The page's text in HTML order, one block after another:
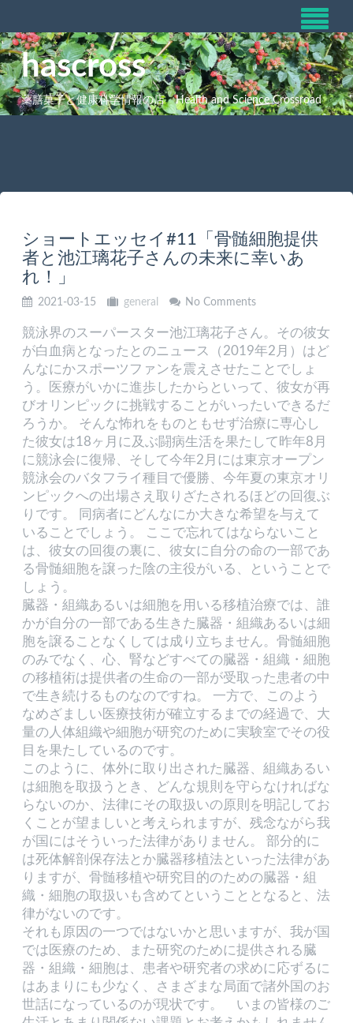
hascross
薬膳菓子と健康科学情報の店 Health and Science Crossroad
ショートエッセイ#11「骨髄細胞提供
者と池江璃花子さんの未来に幸いあ
れ！」
2021-03-15 general No Comments
競泳界のスーパースター池江璃花子さん。その彼女
が白血病となったとのニュース（2019年2月）はど
んなにかスポーツファンを震えさせたことでしょ
う。医療がいかに進歩したからといって、彼女が再
びオリンピックに挑戦することがいったいできるだ
ろうか。 そんな怖れをものともせず治療に専心し
た彼女は18ヶ月に及ぶ闘病生活を果たして昨年8月
に競泳会に復帰、そして今年2月には東京オープン
競泳会のバタフライ種目で優勝、今年夏の東京オリ
ンピックへの出場さえ取りざたされるほどの回復ぶ
りです。 同病者にどんなにか大きな希望を与えて
いることでしょう。 ここで忘れてはならないこと
は、彼女の回復の裏に、彼女に自分の命の一部であ
る骨髄細胞を譲った陰の主役がいる、ということで
しょう。
臓器・組織あるいは細胞を用いる移植治療では、誰
かが自分の一部である生きた臓器・組織あるいは細
胞を譲ることなくしては成り立ちません。骨髄細胞
のみでなく、心、腎などすべての臓器・組織・細胞
の移植術は提供者の生命の一部が受取った患者の中
で生き続けるものなのですね。 一方で、このよう
なめざましい医療技術が確立するまでの経過で、大
量の人体組織や細胞が研究のために実験室でその役
目を果たしているのです。
このように、体外に取り出された臓器、組織あるい
は細胞を取扱うとき、どんな規則を守らなければな
らないのか、法律にその取扱いの原則を明記してお
くことが望ましいと考えられますが、残念ながら我
が国にはそういった法律がありません。 部分的に
は死体解剖保存法とか臓器移植法といった法律があ
りますが、骨髄移植や研究目的のための臓器・組
織・細胞の取扱いも含めてということとなると、法
律がないのです。
それも原因の一つではないかと思いますが、我が国
では医療のため、また研究のために提供される臓
器・組織・細胞は、患者や研究者の求めに応ずるに
はあまりにも少なく、さまざまな局面で諸外国のお
世話になっているのが現状です。 いまの皆様のご